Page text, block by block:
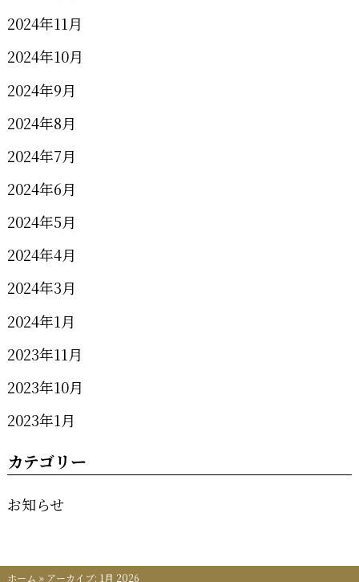
2024年11月
2024年10月
2024年9月
2024年8月
2024年7月
2024年6月
2024年5月
2024年4月
2024年3月
2024年1月
2023年11月
2023年10月
2023年1月
カテゴリー
お知らせ
ホーム » アーカイブ: 1月 2026